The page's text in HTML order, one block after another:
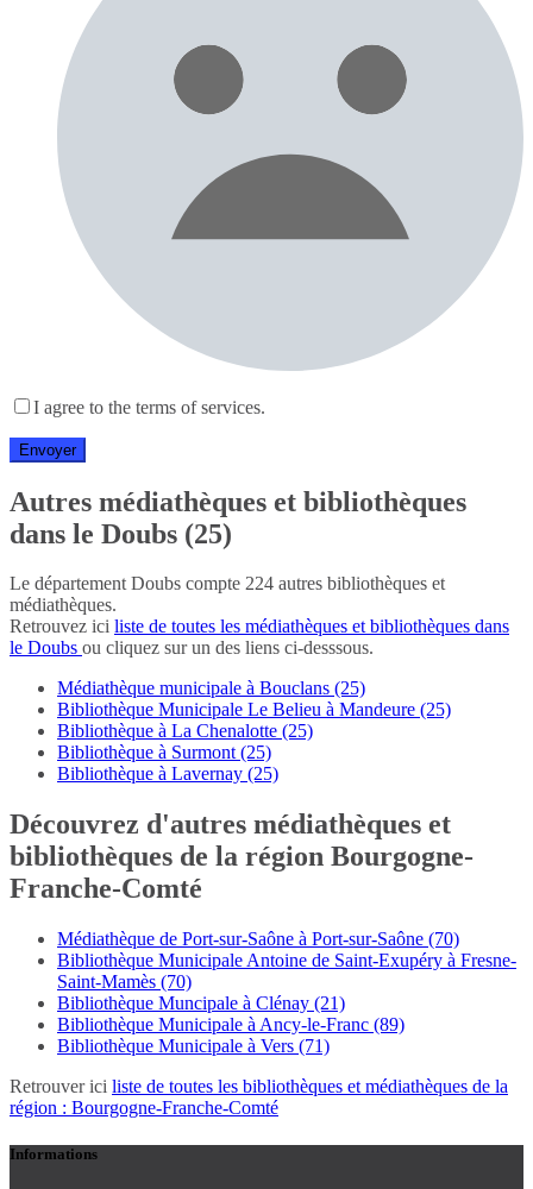
I agree to the terms of services.
Autres médiathèques et bibliothèques
dans le Doubs (25)
Le département Doubs compte 224 autres bibliothèques et
médiathèques.
Retrouvez ici liste de toutes les médiathèques et bibliothèques dans
le Doubs ou cliquez sur un des liens ci-desssous.
Médiathèque municipale à Bouclans (25)
Bibliothèque Municipale Le Belieu à Mandeure (25)
Bibliothèque à La Chenalotte (25)
Bibliothèque à Surmont (25)
Bibliothèque à Lavernay (25)
Découvrez d'autres médiathèques et
bibliothèques de la région Bourgogne-
Franche-Comté
Médiathèque de Port-sur-Saône à Port-sur-Saône (70)
Bibliothèque Municipale Antoine de Saint-Exupéry à Fresne-
Saint-Mamès (70)
Bibliothèque Muncipale à Clénay (21)
Bibliothèque Municipale à Ancy-le-Franc (89)
Bibliothèque Municipale à Vers (71)
Retrouver ici liste de toutes les bibliothèques et médiathèques de la
région : Bourgogne-Franche-Comté
Informations